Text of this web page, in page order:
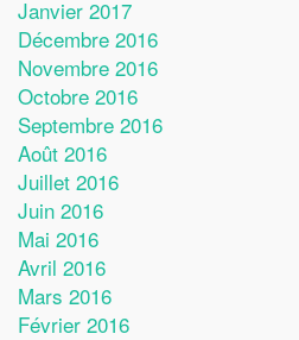
Janvier 2017
Décembre 2016
Novembre 2016
Octobre 2016
Septembre 2016
Août 2016
Juillet 2016
Juin 2016
Mai 2016
Avril 2016
Mars 2016
Février 2016